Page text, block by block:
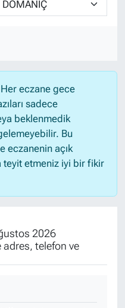
eczane gece
sadece
beklenmedik
Bu
eczanenin açık
teyit etmeniz iyi bir fikir
2026
telefon ve